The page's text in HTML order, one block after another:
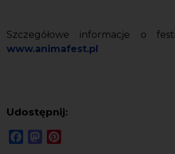
Szczegółowe informacje o
www.animafest.pl
Udostępnij:
FacebookMastodon